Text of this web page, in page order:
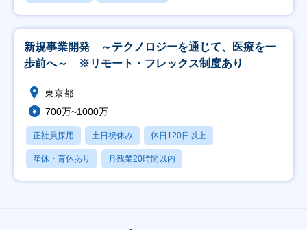
新規事業開発 ～テクノロジーを通じて、医療を一
歩前へ～ ※リモート・フレックス制度あり
東京都
700万~1000万
正社員採用 土日祝休み 休日120日以上
産休・育休あり 月残業20時間以内